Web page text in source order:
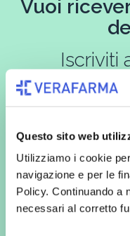
Questo sito web
Utilizziamo i cookie
navigazione e per le
Policy. Continuando a
necessari al corretto
Vuoi
Iscriviti
In qualità di interessato,
redatta ai sensi del
espressamente al
commerciali da parte di
marketing (con modalità
con inviti e comunicazioni
es. posta cartacea)